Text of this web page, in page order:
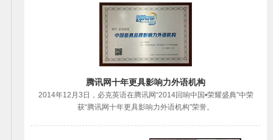
腾讯网十年更具影响力外语机构
2014年12月3日，必克英语在腾讯网“2014回响中国•荣耀盛典”中荣
获“腾讯网十年更具影响力外语机构”荣誉。